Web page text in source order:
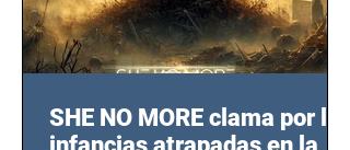
SHE NO MORE clama por las